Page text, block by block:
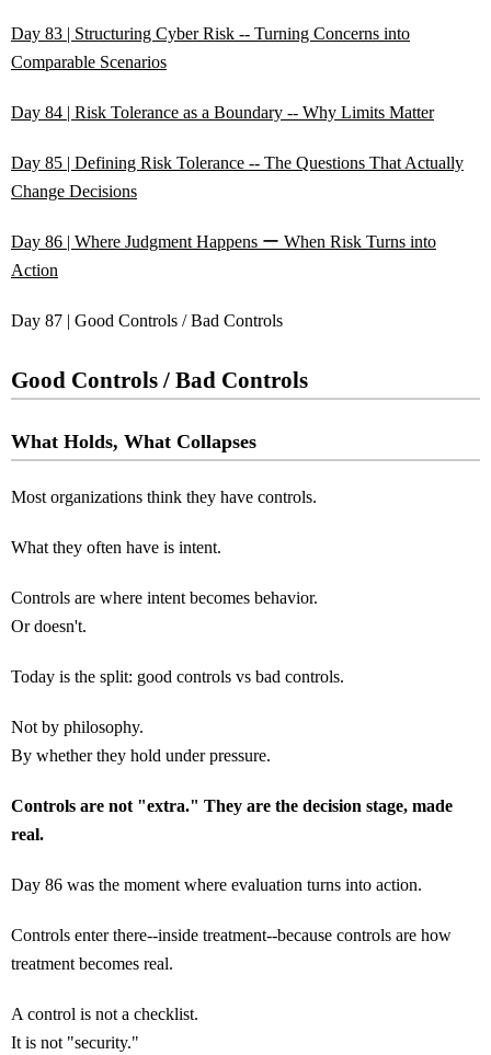
Day 83 | Structuring Cyber Risk -- Turning Concerns into
Comparable Scenarios
Day 84 | Risk Tolerance as a Boundary -- Why Limits Matter
Day 85 | Defining Risk Tolerance -- The Questions That Actually
Change Decisions
Day 86 | Where Judgment Happens ー When Risk Turns into
Action
Day 87 | Good Controls / Bad Controls
Good Controls / Bad Controls
What Holds, What Collapses
Most organizations think they have controls.
What they often have is intent.
Controls are where intent becomes behavior.
Or doesn't.
Today is the split: good controls vs bad controls.
Not by philosophy.
By whether they hold under pressure.
Controls are not "extra." They are the decision stage, made
real.
Day 86 was the moment where evaluation turns into action.
Controls enter there--inside treatment--because controls are how
treatment becomes real.
A control is not a checklist.
It is not "security."